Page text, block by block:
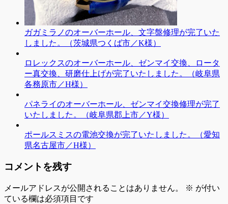
ガガミラノのオーバーホール、文字盤修理が完了いた
しました。（茨城県つくば市／K様）
ロレックスのオーバーホール、ゼンマイ交換、ロータ
ー真交換、研磨仕上げが完了いたしました。（岐阜県
各務原市／H様）
パネライのオーバーホール、ゼンマイ交換修理が完了
いたしました。（岐阜県郡上市／Y様）
ポールスミスの電池交換が完了いたしました。（愛知
県名古屋市／H様）
コメントを残す
メールアドレスが公開されることはありません。 ※ が付い
ている欄は必須項目です